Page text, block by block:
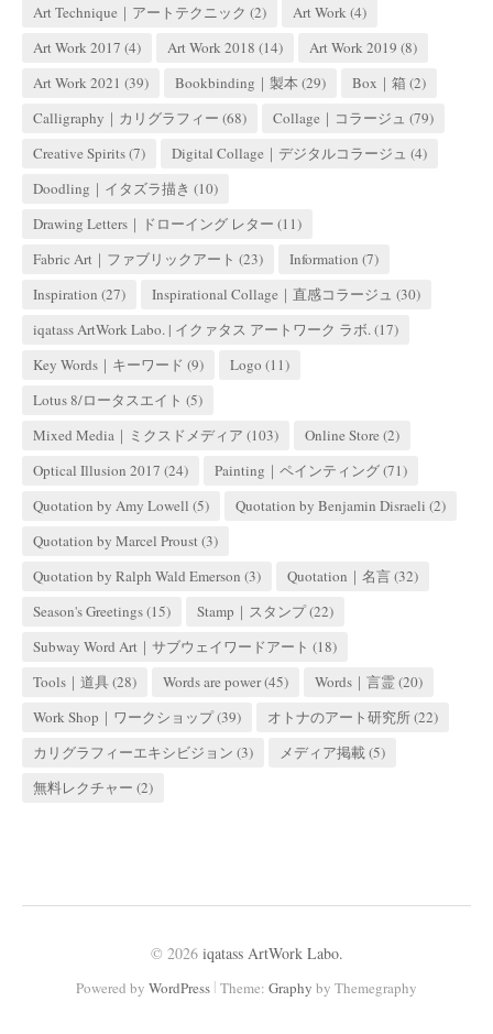
Art Technique｜アートテクニック (2) Art Work(4)
Art Work 2017 (4) Art Work 2018 (14) Art Work 2019 (8)
Art Work 2021 (39) Bookbinding｜製本 (29) Box｜箱 (2)
Calligraphy｜カリグラフィー (68) Collage｜コラージュ (79)
Creative Spirits(7) Digital Collage｜デジタルコラージュ (4)
Doodling｜イタズラ描き (10)
Drawing Letters｜ドローイング レター (11)
Fabric Art｜ファブリックアート (23) Information (7)
Inspiration (27) Inspirational Collage｜直感コラージュ (30)
iqatass ArtWork Labo. | イクァタス アートワーク ラボ.(17)
Key Words｜キーワード (9) Logo (11)
Lotus 8/ロータスエイト (5)
Mixed Media｜ミクスドメディア (103) Online Store (2)
Optical Illusion 2017 (24) Painting｜ペインティング(71)
Quotation by Amy Lowell (5) Quotation by Benjamin Disraeli (2)
Quotation by Marcel Proust(3)
Quotation by Ralph Wald Emerson (3) Quotation｜名言(32)
Season's Greetings(15) Stamp｜スタンプ(22)
Subway Word Art｜サブウェイワードアート (18)
Tools｜道具(28) Words are power(45) Words｜言霊(20)
Work Shop｜ワークショップ(39) オトナのアート研究所(22)
カリグラフィーエキシビジョン (3) メディア掲載(5)
無料レクチャー (2)
© 2026 iqatass ArtWork Labo.
Powered by WordPress | Theme: Graphy by Themegraphy